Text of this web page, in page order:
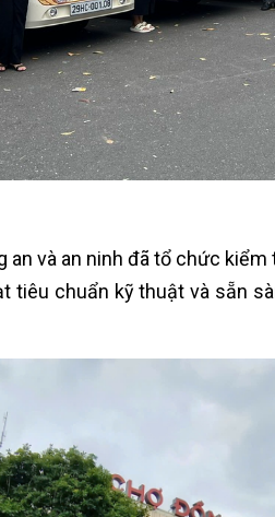
và an ninh đã tổ chức
tiêu chuẩn kỹ thuật và sẵn